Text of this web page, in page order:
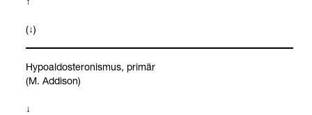
(↓)
Hypo­al­dos­te­ro­nis­mus, pri­mär
(M. Addi­son)
↓